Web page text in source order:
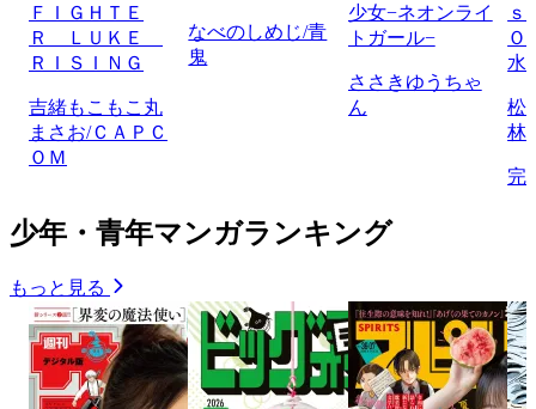
ＦＩＧＨＴＥ
Ｒ ＬＵＫＥ
ＲＩＳＩＮＧ
吉緒もこもこ丸
まさお/ＣＡＰＣ
ＯＭ
なべのしめじ/青
鬼
少女−ネオンライ
トガール−
ささきゆうちゃ
ん
Ｏ
水
松
林
完
少年・青年マンガランキング
もっと見る